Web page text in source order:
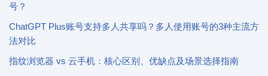
号？
ChatGPT Plus账号支持多人共享吗？多人使用账号的3种主流方
法对比
指纹浏览器 vs 云手机：核心区别、优缺点及场景选择指南